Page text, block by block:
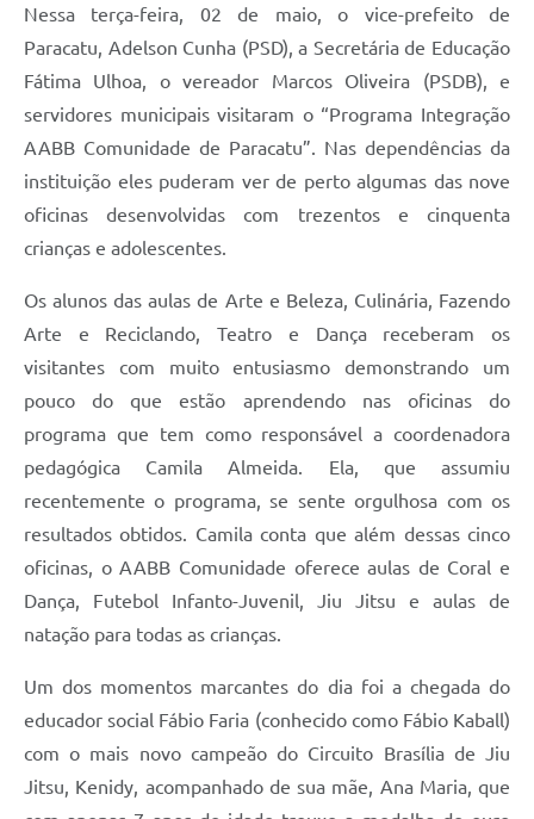
Nessa terça-feira, 02 de maio, o vice-prefeito de
Paracatu, Adelson Cunha (PSD), a Secretária de Educação
Fátima Ulhoa, o vereador Marcos Oliveira (PSDB), e
servidores municipais visitaram o “Programa Integração
AABB Comunidade de Paracatu”. Nas dependências da
instituição eles puderam ver de perto algumas das nove
oficinas desenvolvidas com trezentos e cinquenta
crianças e adolescentes.
Os alunos das aulas de Arte e Beleza, Culinária, Fazendo
Arte e Reciclando, Teatro e Dança receberam os
visitantes com muito entusiasmo demonstrando um
pouco do que estão aprendendo nas oficinas do
programa que tem como responsável a coordenadora
pedagógica Camila Almeida. Ela, que assumiu
recentemente o programa, se sente orgulhosa com os
resultados obtidos. Camila conta que além dessas cinco
oficinas, o AABB Comunidade oferece aulas de Coral e
Dança, Futebol Infanto-Juvenil, Jiu Jitsu e aulas de
natação para todas as crianças.
Um dos momentos marcantes do dia foi a chegada do
educador social Fábio Faria (conhecido como Fábio Kaball)
com o mais novo campeão do Circuito Brasília de Jiu
Jitsu, Kenidy, acompanhado de sua mãe, Ana Maria, que